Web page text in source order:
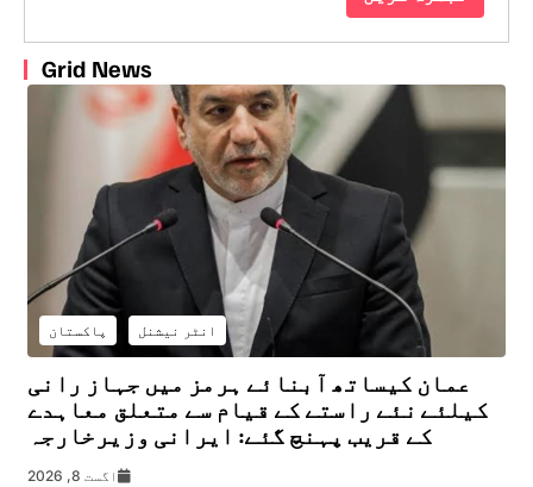
Grid News
انٹر نیشنل پاکستان
عمان کیساتھ آبنائے ہرمز میں جہاز رانی
کیلئے نئے راستے کے قیام سے متعلق معاہدے
کے قریب پہنچ گئے: ایرانی وزیرخارجہ
اگست 8, 2026